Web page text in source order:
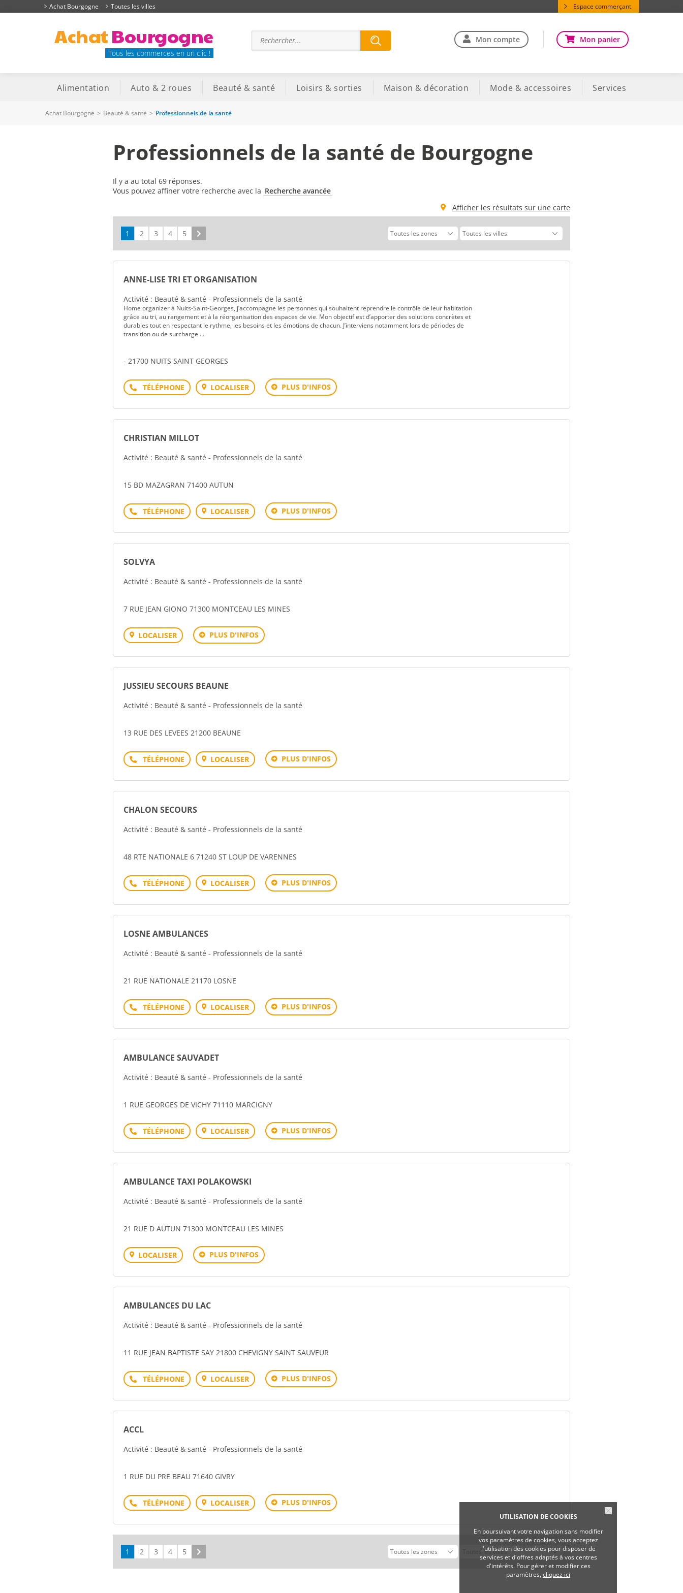
UTILISATION DE COOKIES
En poursuivant votre navigation sans modifier
vos paramètres de cookies, vous acceptez
l'utilisation des cookies pour disposer de
services et d'offres adaptés à vos centres
d'intérêts. Pour gérer et modifier ces
paramètres, cliquez ici
Achat Bourgogne Toutes les villes Espace commerçant
AchatBourgogne
Tous les commerces en un clic !
Mon compte Mon panier
Alimentation Auto & 2 roues Beauté & santé Loisirs & sorties Maison & décoration Mode & accessoires Services
Achat Bourgogne > Beauté & santé > Professionnels de la santé
Professionnels de la santé de Bourgogne
Il y a au total 69 réponses.
Vous pouvez affiner votre recherche avec la Recherche avancée
Afficher les résultats sur une carte
1 2 3 4 5
ANNE-LISE TRI ET ORGANISATION
Activité : Beauté & santé - Professionnels de la santé
Home organizer à Nuits-Saint-Georges, j’accompagne les personnes qui souhaitent reprendre le contrôle de leur habitation
grâce au tri, au rangement et à la réorganisation des espaces de vie. Mon objectif est d’apporter des solutions concrètes et
durables tout en respectant le rythme, les besoins et les émotions de chacun. J’interviens notamment lors de périodes de
transition ou de surcharge ...
- 21700 NUITS SAINT GEORGES
Téléphone LOCALISER PLUS D'INFOS
CHRISTIAN MILLOT
Activité : Beauté & santé - Professionnels de la santé
15 BD MAZAGRAN 71400 AUTUN
Téléphone LOCALISER PLUS D'INFOS
SOLVYA
Activité : Beauté & santé - Professionnels de la santé
7 RUE JEAN GIONO 71300 MONTCEAU LES MINES
LOCALISER PLUS D'INFOS
JUSSIEU SECOURS BEAUNE
Activité : Beauté & santé - Professionnels de la santé
13 RUE DES LEVEES 21200 BEAUNE
Téléphone LOCALISER PLUS D'INFOS
CHALON SECOURS
Activité : Beauté & santé - Professionnels de la santé
48 RTE NATIONALE 6 71240 ST LOUP DE VARENNES
Téléphone LOCALISER PLUS D'INFOS
LOSNE AMBULANCES
Activité : Beauté & santé - Professionnels de la santé
21 RUE NATIONALE 21170 LOSNE
Téléphone LOCALISER PLUS D'INFOS
AMBULANCE SAUVADET
Activité : Beauté & santé - Professionnels de la santé
1 RUE GEORGES DE VICHY 71110 MARCIGNY
Téléphone LOCALISER PLUS D'INFOS
AMBULANCE TAXI POLAKOWSKI
Activité : Beauté & santé - Professionnels de la santé
21 RUE D AUTUN 71300 MONTCEAU LES MINES
LOCALISER PLUS D'INFOS
AMBULANCES DU LAC
Activité : Beauté & santé - Professionnels de la santé
11 RUE JEAN BAPTISTE SAY 21800 CHEVIGNY SAINT SAUVEUR
Téléphone LOCALISER PLUS D'INFOS
ACCL
Activité : Beauté & santé - Professionnels de la santé
1 RUE DU PRE BEAU 71640 GIVRY
Téléphone LOCALISER PLUS D'INFOS
1 2 3 4 5